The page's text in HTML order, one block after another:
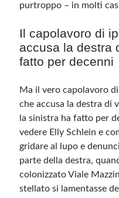
purtroppo – in molti
Il capolavoro di
accusa la destra
fatto per decenni
Ma il vero capolavoro
che accusa la destra di
la sinistra ha fatto per
vedere Elly Schlein e
gridare al lupo e
parte della destra,
colonizzato Viale
stellato si lamentasse